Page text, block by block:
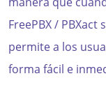
FreePBX /
permite a los
forma fácil e